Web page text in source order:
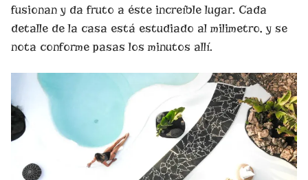
fusionan y da fruto a éste increíble lugar. Cada
detalle de la casa está estudiado al milimetro, y se
nota conforme pasas los minutos allí.